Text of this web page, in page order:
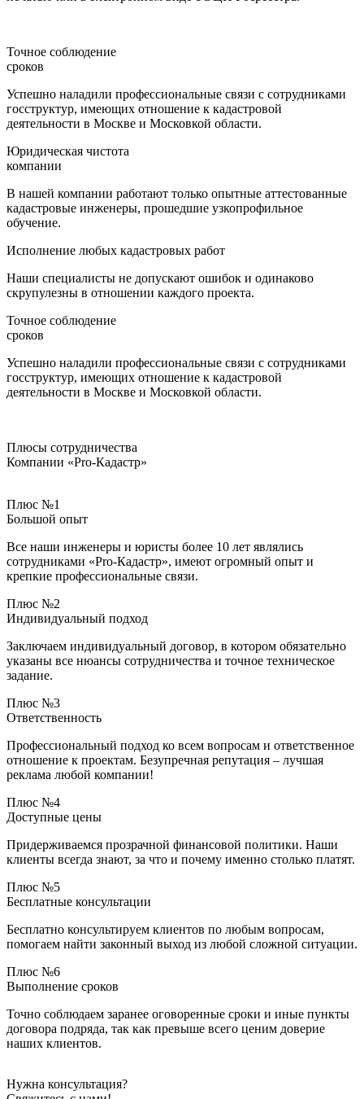
Точное соблюдение
сроков
Успешно наладили профессиональные связи с сотрудниками
госструктур, имеющих отношение к кадастровой
деятельности в Москве и Московкой области.
Юридическая чистота
компании
В нашей компании работают только опытные аттестованные
кадастровые инженеры, прошедшие узкопрофильное
обучение.
Исполнение любых кадастровых работ
Наши специалисты не допускают ошибок и одинаково
скрупулезны в отношении каждого проекта.
Точное соблюдение
сроков
Успешно наладили профессиональные связи с сотрудниками
госструктур, имеющих отношение к кадастровой
деятельности в Москве и Московкой области.
Плюсы сотрудничества
Компании «Pro-Кадастр»
Плюс №1
Большой опыт
Все наши инженеры и юристы более 10 лет являлись
сотрудниками «Pro-Кадастр», имеют огромный опыт и
крепкие профессиональные связи.
Плюс №2
Индивидуальный подход
Заключаем индивидуальный договор, в котором обязательно
указаны все нюансы сотрудничества и точное техническое
задание.
Плюс №3
Ответственность
Профессиональный подход ко всем вопросам и ответственное
отношение к проектам. Безупречная репутация – лучшая
реклама любой компании!
Плюс №4
Доступные цены
Придерживаемся прозрачной финансовой политики. Наши
клиенты всегда знают, за что и почему именно столько платят.
Плюс №5
Бесплатные консультации
Бесплатно консультируем клиентов по любым вопросам,
помогаем найти законный выход из любой сложной ситуации.
Плюс №6
Выполнение сроков
Точно соблюдаем заранее оговоренные сроки и иные пункты
договора подряда, так как превыше всего ценим доверие
наших клиентов.
Нужна консультация?